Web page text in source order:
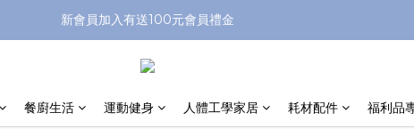
新會員加入有送100元會員禮金
餐廚生活 運動健身 人體工學家居 耗材配件 福利品